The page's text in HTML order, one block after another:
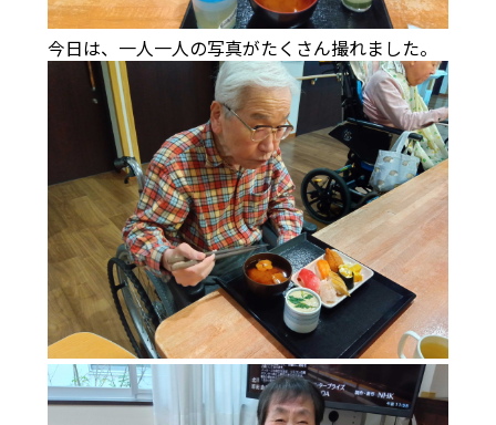
今日は、一人一人の写真がたくさん撮れました。